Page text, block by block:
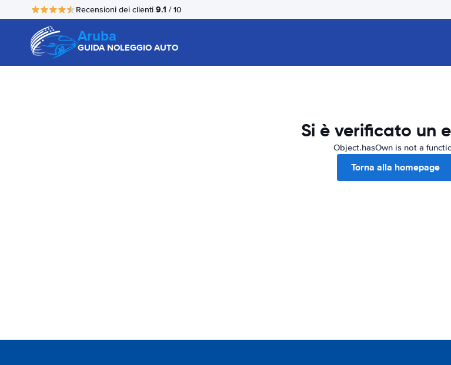
Recensioni dei clienti 9.1 / 10
Aruba
GUIDA NOLEGGIO AUTO
Si è verificato un
Object.hasOwn is not a
Torna alla homepage